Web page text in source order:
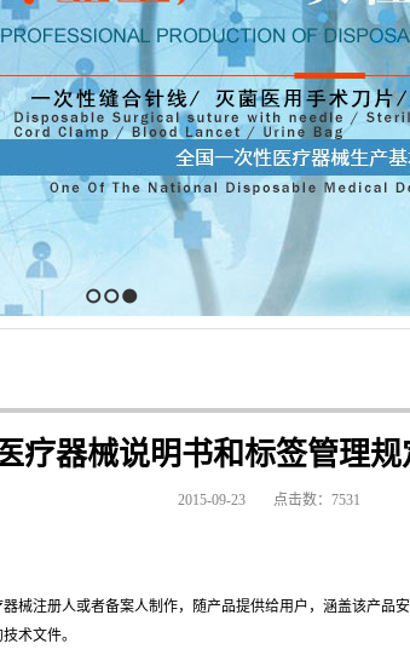
1 2 3
医疗器械说明书和标签管理
2015-09-23 点击数：7531
注册人或者备案人制作，随产品提供给用户，涵盖该产品
术文件。